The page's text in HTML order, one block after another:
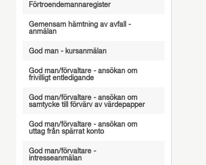
Förtroendemannaregister
Gemensam hämtning av avfall -
anmälan
God man - kursanmälan
God man/förvaltare - ansökan om
frivilligt entledigande
God man/förvaltare - ansökan om
samtycke till förvärv av värdepapper
God man/förvaltare - ansökan om
uttag från spärrat konto
God man/förvaltare -
intresseanmälan